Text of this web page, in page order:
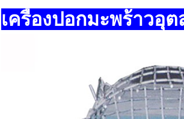
เครื่องปอกมะพร้าวอุ